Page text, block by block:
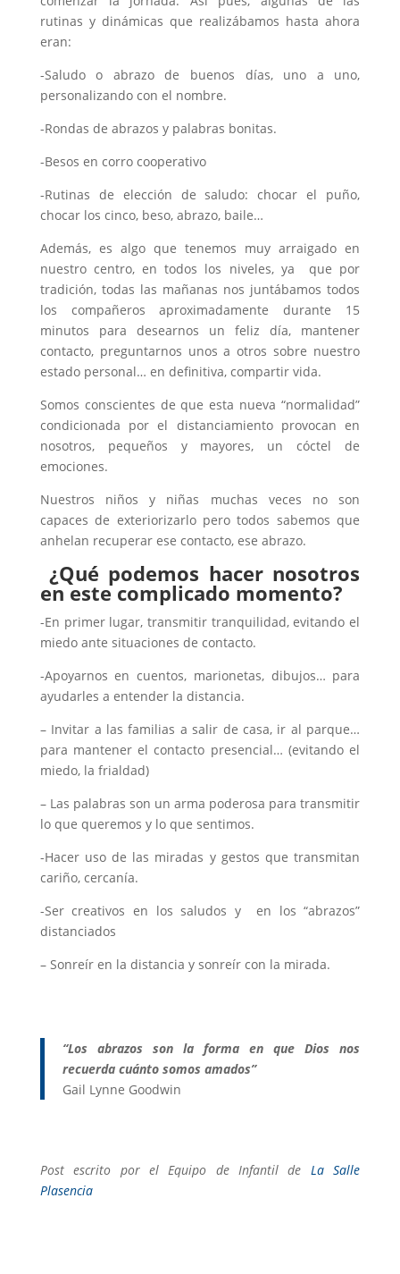
rutinas y dinámicas que realizábamos hasta ahora
eran:
-Saludo o abrazo de buenos días, uno a uno,
personalizando con el nombre.
-Rondas de abrazos y palabras bonitas.
-Besos en corro cooperativo
-Rutinas de elección de saludo: chocar el puño,
chocar los cinco, beso, abrazo, baile…
Además, es algo que tenemos muy arraigado en
nuestro centro, en todos los niveles, ya que por
tradición, todas las mañanas nos juntábamos todos
los compañeros aproximadamente durante 15
minutos para desearnos un feliz día, mantener
contacto, preguntarnos unos a otros sobre nuestro
estado personal… en definitiva, compartir vida.
Somos conscientes de que esta nueva “normalidad”
condicionada por el distanciamiento provocan en
nosotros, pequeños y mayores, un cóctel de
emociones.
Nuestros niños y niñas muchas veces no son
capaces de exteriorizarlo pero todos sabemos que
anhelan recuperar ese contacto, ese abrazo.
¿Qué podemos hacer nosotros
en este complicado momento?
-En primer lugar, transmitir tranquilidad, evitando el
miedo ante situaciones de contacto.
-Apoyarnos en cuentos, marionetas, dibujos… para
ayudarles a entender la distancia.
– Invitar a las familias a salir de casa, ir al parque…
para mantener el contacto presencial… (evitando el
miedo, la frialdad)
– Las palabras son un arma poderosa para transmitir
lo que queremos y lo que sentimos.
-Hacer uso de las miradas y gestos que transmitan
cariño, cercanía.
-Ser creativos en los saludos y en los “abrazos”
distanciados
– Sonreír en la distancia y sonreír con la mirada.
“Los abrazos son la forma en que Dios nos
recuerda cuánto somos amados”
Gail Lynne Goodwin
Post escrito por el Equipo de Infantil de La Salle
Plasencia